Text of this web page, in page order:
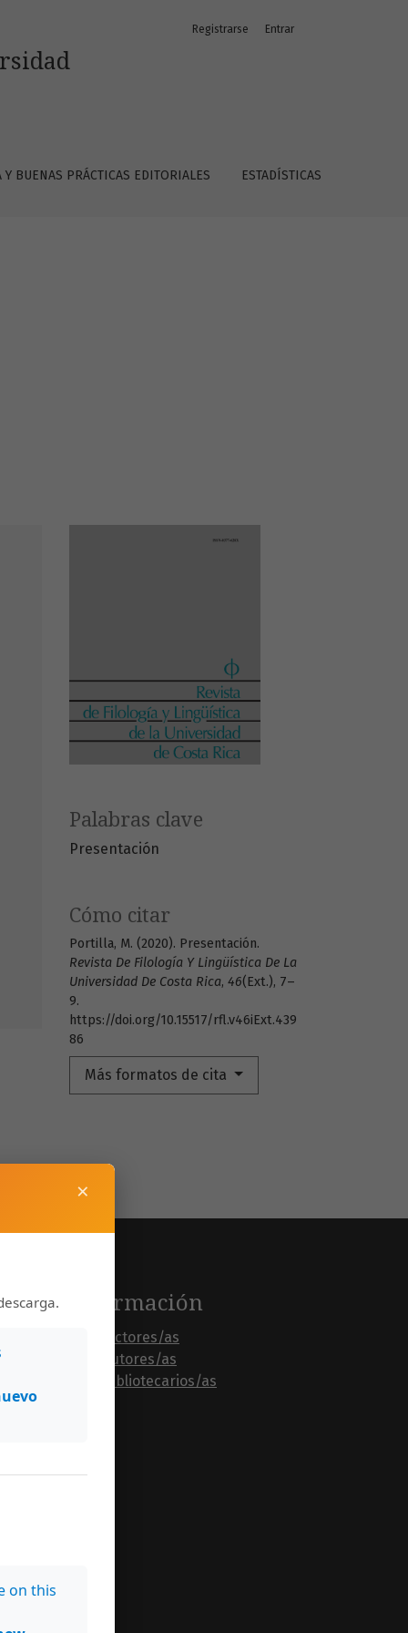
Y BUENAS PRÁCTICAS EDITORIALES ESTADÍSTICAS
Registrarse Entrar
Palabras clave
Presentación
Cómo citar
Portilla, M. (2020). Presentación.
Revista De Filología Y Lingüística De La
Universidad De Costa Rica, 46(Ext.), 7–
9.
https://doi.org/10.15517/rfl.v46iExt.439
86
Más formatos de cita
Información
Para lectores/as
Para autores/as
Para bibliotecarios/as
×
on this